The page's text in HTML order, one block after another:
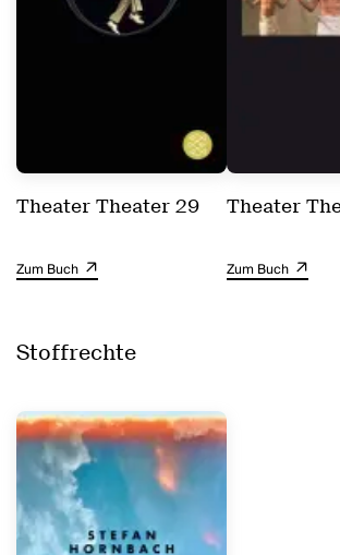
Theater Theater 29
Zum Buch
Theater
Zum Buch
Stoffrechte